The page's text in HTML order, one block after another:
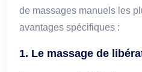
de massages manuels les
avantages spécifiques :
1. Le massage de